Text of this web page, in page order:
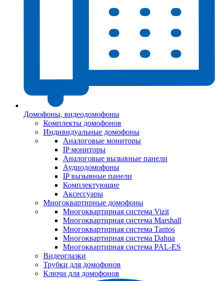
Домофоны, видеодомофоны
Комплекты домофонов
Индивидуальные домофоны
Аналоговые мониторы
IP мониторы
Аналоговые вызывные панели
Аудиодомофоны
IP вызывные панели
Комплектующие
Аксессуары
Многоквартирные домофоны
Многоквартирная система Vizit
Многоквартирная система Marshall
Многоквартирная система Tantos
Многоквартирная система Dahua
Многоквартирная система PAL-ES
Видеоглазки
Трубки для домофонов
Ключи для домофонов